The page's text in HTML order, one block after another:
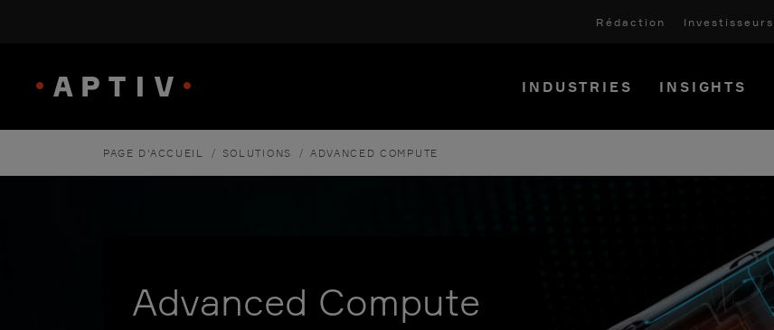
PAGE D'ACCUEIL / SOLUTIONS / ADVANCED COMPUTE
Rédaction Investisseurs
INDUSTRIES INSIGHTS
Advanced Compute